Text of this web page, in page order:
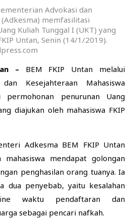
Advokasi dan
memfasilitasi
Kuliah Tunggal I (UKT) yang
Untan, Senin (14/1/2019).
– BEM FKIP Untan melalui
Kesejahteraan Mahasiswa
permohonan penurunan Uang
diajukan oleh mahasiswa FKIP
Adkesma BEM FKIP Untan
mahasiswa mendapat golongan
penghasilan orang tuanya. Ia
dua penyebab, yaitu kesalahan
waktu pendaftaran dan
sebagai pencari nafkah.